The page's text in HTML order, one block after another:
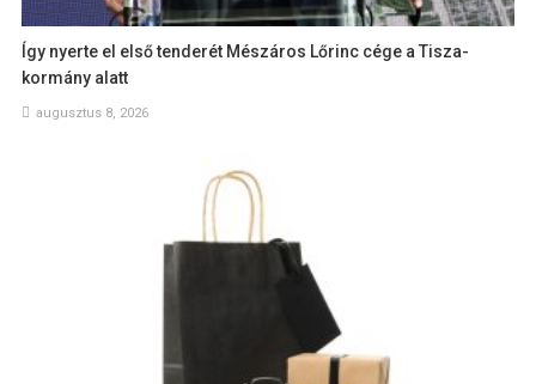
Így nyerte el első tenderét Mészáros Lőrinc cége a Tisza-
kormány alatt
augusztus 8, 2026